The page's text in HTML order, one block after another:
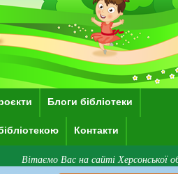
Блоги бібліотеки
Контакти
Вас на сайті Херсонської обласної